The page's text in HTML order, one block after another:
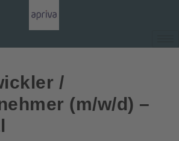
/
(m/w/d) –